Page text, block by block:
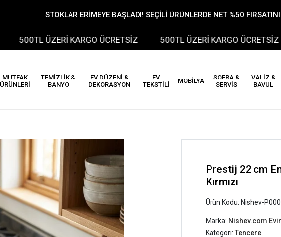
STOKLAR ERİMEYE BAŞLADI! SEÇİLİ ÜRÜNLERDE NET %50
500TL ÜZERİ KARGO ÜCRETSİZ 500TL ÜZERİ KARGO ÜCRETSİZ
MUTFAK
ÜRÜNLERİ
TEMİZLİK &
BANYO
EV DÜZENİ &
DEKORASYON
EV
TEKSTİLİ
MOBİLYA
SOFRA &
SERVİS
VALİZ &
BAVUL
Prestij 22 cm
Kırmızı
Ürün Kodu: Nishev-
Marka: Nishev.com
Kategori: Tencere